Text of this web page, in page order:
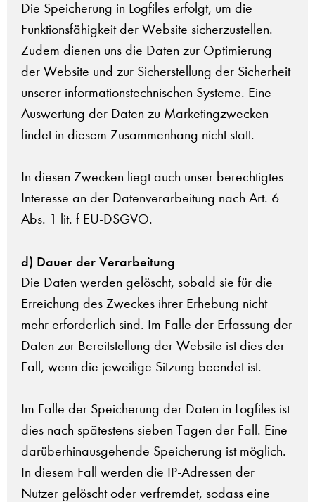
Die Speicherung in Logfiles erfolgt, um die
Funktionsfähigkeit der Website sicherzustellen.
Zudem dienen uns die Daten zur Optimierung
der Website und zur Sicherstellung der Sicherheit
unserer informationstechnischen Systeme. Eine
Auswertung der Daten zu Marketingzwecken
findet in diesem Zusammenhang nicht statt.
In diesen Zwecken liegt auch unser berechtigtes
Interesse an der Datenverarbeitung nach Art. 6
Abs. 1 lit. f EU-DSGVO.
d) Dauer der Verarbeitung
Die Daten werden gelöscht, sobald sie für die
Erreichung des Zweckes ihrer Erhebung nicht
mehr erforderlich sind. Im Falle der Erfassung der
Daten zur Bereitstellung der Website ist dies der
Fall, wenn die jeweilige Sitzung beendet ist.
Im Falle der Speicherung der Daten in Logfiles ist
dies nach spätestens sieben Tagen der Fall. Eine
darüberhinausgehende Speicherung ist möglich.
In diesem Fall werden die IP-Adressen der
Nutzer gelöscht oder verfremdet, sodass eine